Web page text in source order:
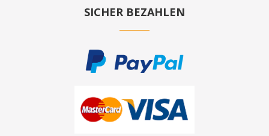
SICHER BEZAHLEN